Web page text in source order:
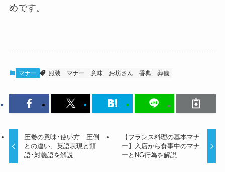
めです。
マナー 服装 マナー 意味 お坊さん 香典 葬儀
圧巻の意味･使い方｜圧倒
との違い、英語表現と類
語･対義語を解説
【フランス料理の基本マナ
ー】入店から食事中のマナ
ーとNG行為を解説